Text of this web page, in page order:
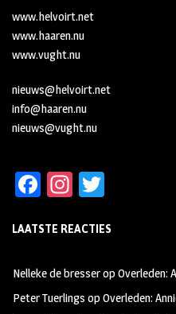
www.helvoirt.net
www.haaren.nu
www.vught.nu
nieuws@helvoirt.net
info@haaren.nu
nieuws@vught.nu
Fa
b
oo
k
In
ag
m
tt
LAATSTE REACTIES
Nelleke de bresseropOverleden:
Peter Tuerlings opOverleden: